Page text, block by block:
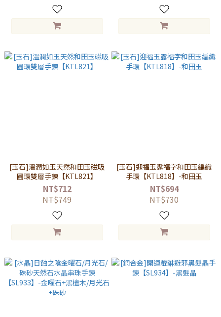
[玉石]溫潤如玉天然和田玉磁吸
圓環雙層手鍊【KTL821】
NT$712
NT$749
[玉石]迎福玉露福字和田玉編織
手環【KTL818】-和田玉
NT$694
NT$730